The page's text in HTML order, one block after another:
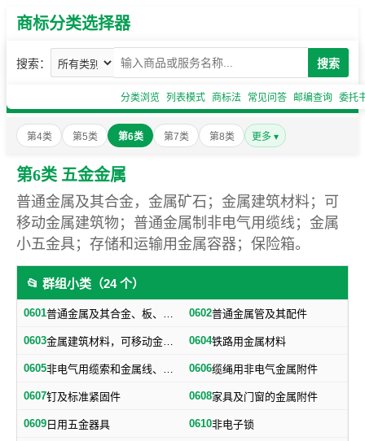
商标分类选择器
搜索： 搜索
分类浏览 列表模式 商标法 常见问答 邮编查询 委托
第4类 第5类 第6类 第7类 第8类 更多 ▾
第6类 五金金属
普通金属及其合金，金属矿石；金属建筑材料；可
移动金属建筑物；普通金属制非电气用缆线；金属
小五金具；存储和运输用金属容器；保险箱。
📂 群组小类（24 个）
0601 普通金属及其合金、板、各种型材（不包括焊接及铁路用金属材料） 0602普通金属管及其配件
0603 金属建筑材料，可移动金属建筑物（不包括建筑小五金） 0604铁路用金属材料
0605 非电气用缆索和金属线、网、带 0606缆绳用非电气金属附件
0607钉及标准紧固件 0608家具及门窗的金属附件
0609 日用五金器具 0610非电子锁